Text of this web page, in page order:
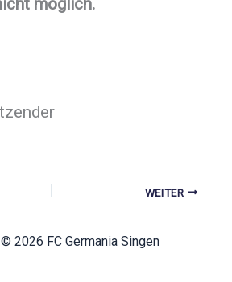
WEITER
2026 FC Germania Singen